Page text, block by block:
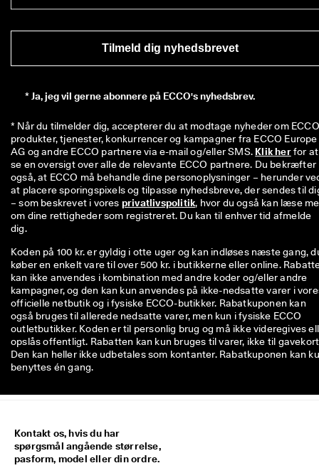
Tilmeld dig nyhedsbrevet
*Ja, jeg vil gerne abonnere på ECCO's nyhedsbrev.
* Når du tilmelder dig, accepterer du at modtage nyheder om
produkter, tjenester, konkurrencer og kampagner fra ECCO Europe
AG og andre ECCO partnere via e-mail og/eller SMS. Klik her for at
se en oversigt over alle de relevante ECCO partnere. Du bekræfter
også, at ECCO må behandle dine personoplysninger – herunder
at placere sporingspixels og tilpasse nyhedsbreve, der sendes til
– som beskrevet i vores privatlivspolitik, hvor du også kan læse
om dine rettigheder som registreret. Du kan til enhver tid afmelde
dig.
Koden på 100 kr. er gyldig i otte uger og kan indløses næste gang,
køber en enkelt vare til over 500 kr. i butikkerne eller online.
kan ikke anvendes i kombination med andre koder og/eller andre
kampagner, og den kan kun anvendes på ikke-nedsatte varer i
officielle netbutik og i fysiske ECCO-butikker. Rabatkuponen kan
også bruges til allerede nedsatte varer, men kun i fysiske ECCO
outletbutikker. Koden er til personlig brug og må ikke videregives
opslås offentligt. Rabatten kan kun bruges til varer, ikke til
Den kan heller ikke udbetales som kontanter. Rabatkuponen kan
benyttes én gang.
Kontakt os, hvis du har
spørgsmål angående størrelse,
pasform, model eller din ordre.